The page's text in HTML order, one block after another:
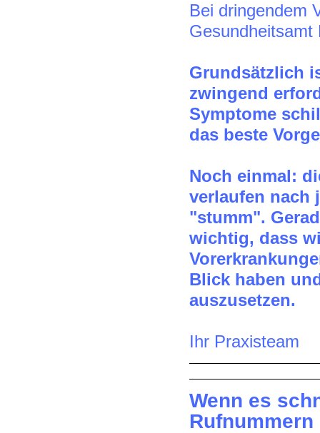
Bei dringendem
Gesundheitsamt
Grundsätzlich
zwingend
Symptome
das beste
Noch einmal:
verlaufen nach
"stumm".
wichtig, dass
Blick haben
auszusetzen.
Ihr Praxisteam
Wenn es
Rufnummern